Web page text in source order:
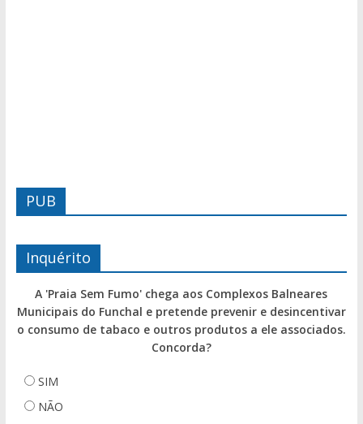
PUB
Inquérito
A 'Praia Sem Fumo' chega aos Complexos Balneares
Municipais do Funchal e pretende prevenir e desincentivar
o consumo de tabaco e outros produtos a ele associados.
Concorda?
SIM
NÃO